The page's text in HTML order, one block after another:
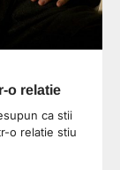
o relatie
ca stii
o relatie stiu